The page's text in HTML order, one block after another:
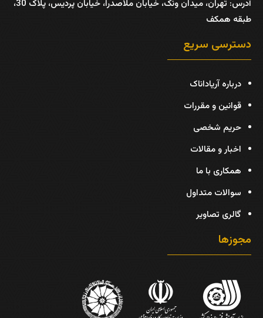
آدرس:
تهران، میدان ونک، خیابان ملاصدرا، خیابان پردیس، پلاک 30،
طبقه همکف
دسترسی سریع
درباره آریاداناک
قوانین و مقررات
حریم شخصی
اخبار و مقالات
همکاری با ما
سوالات متداول
گالری تصاویر
مجوزها